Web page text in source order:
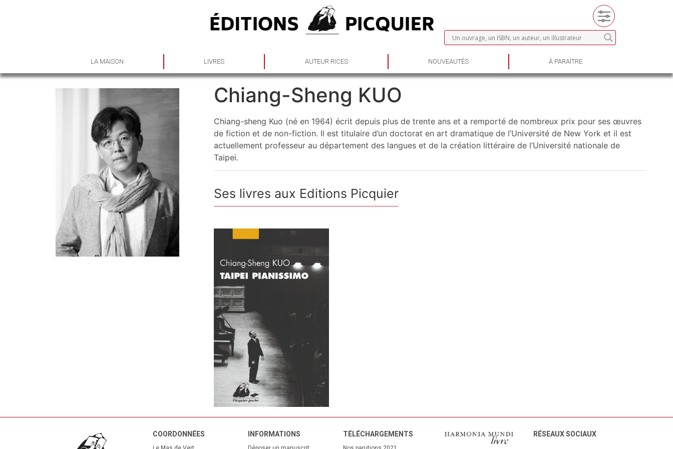
LA MAISON LIVRES AUTEUR·RICES NOUVEAUTÉS À PARAÎTRE
Chiang-Sheng KUO
Chiang-sheng Kuo (né en 1964) écrit depuis plus de trente ans et a remporté de nombreux prix pour ses œuvres
de fiction et de non-fiction. Il est titulaire d’un doctorat en art dramatique de l’Université de New York et il est
actuellement professeur au département des langues et de la création littéraire de l’Université nationale de
Taipei.
Ses livres aux Editions Picquier
COORDONNÉES INFORMATIONS TÉLÉCHARGEMENTS RÉSEAUX SOCIAUX